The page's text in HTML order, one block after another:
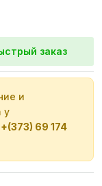
заказ
и
у
+(373) 69 174